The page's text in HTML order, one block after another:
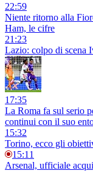
22:59
Niente ritorno alla
Ham, le cifre
21:23
Lazio: colpo di scena
17:35
La Roma fa sul serio
continui con il suo
15:32
Torino, ecco gli
15:11
Arsenal, ufficiale